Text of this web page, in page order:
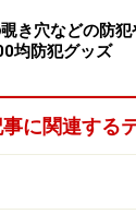
」
れた。男は
に入った。
ていますよ。
、K子さんは
き穴などの防
均防犯グッズ
に関連する